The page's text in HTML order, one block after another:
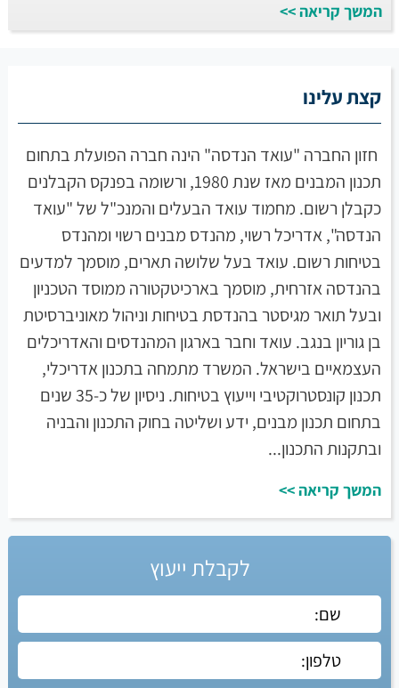
המשך קריאה >>
קצת עלינו
חזון החברה "עואד הנדסה" הינה חברה הפועלת בתחום
תכנון המבנים מאז שנת 1980, ורשומה בפנקס הקבלנים
כקבלן רשום. מחמוד עואד הבעלים והמנכ"ל של "עואד
הנדסה", אדריכל רשוי, מהנדס מבנים רשוי ומהנדס
בטיחות רשום. עואד בעל שלושה תארים, מוסמך למדעים
בהנדסה אזרחית, מוסמך בארכיטקטורה ממוסד הטכניון
ובעל תואר מגיסטר בהנדסת בטיחות וניהול מאוניברסיטת
בן גוריון בנגב. עואד וחבר בארגון המהנדסים והאדריכלים
העצמאיים בישראל. המשרד מתמחה בתכנון אדריכלי,
תכנון קונסטרוקטיבי וייעוץ בטיחות. ניסיון של כ-35 שנים
בתחום תכנון מבנים, ידע ושליטה בחוק התכנון והבניה
ובתקנות התכנון...
המשך קריאה >>
לקבלת ייעוץ